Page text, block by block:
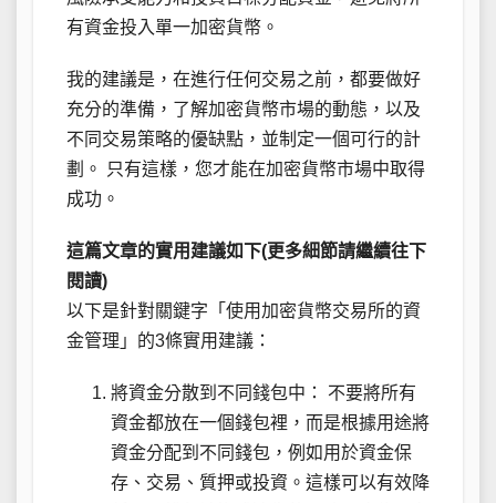
有資金投入單一加密貨幣。
我的建議是，在進行任何交易之前，都要做好
充分的準備，了解加密貨幣市場的動態，以及
不同交易策略的優缺點，並制定一個可行的計
劃。 只有這樣，您才能在加密貨幣市場中取得
成功。
這篇文章的實用建議如下(更多細節請繼續往下
閱讀)
以下是針對關鍵字「使用加密貨幣交易所的資
金管理」的3條實用建議：
將資金分散到不同錢包中： 不要將所有
資金都放在一個錢包裡，而是根據用途將
資金分配到不同錢包，例如用於資金保
存、交易、質押或投資。這樣可以有效降